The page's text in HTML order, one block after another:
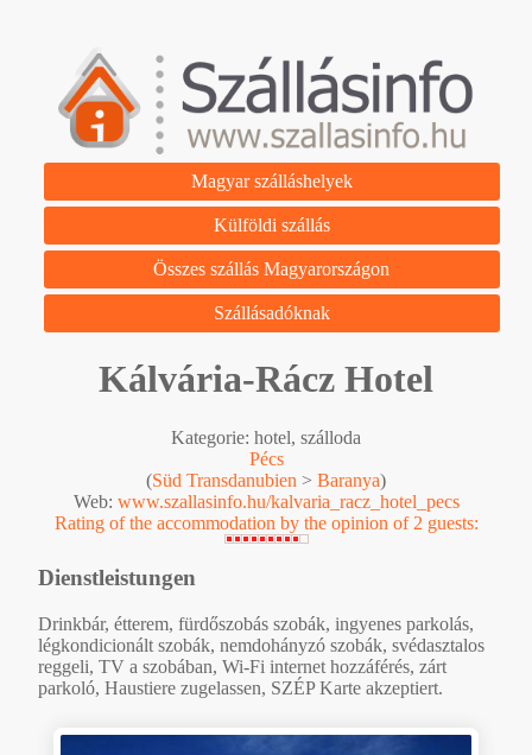
Magyar szálláshelyek
Külföldi szállás
Összes szállás Magyarországon
Szállásadóknak
Kálvária-Rácz Hotel
Kategorie: hotel, szálloda
Pécs
(Süd Transdanubien > Baranya)
Web: www.szallasinfo.hu/kalvaria_racz_hotel_pecs
Rating of the accommodation by the opinion of 2 guests:
Dienstleistungen
Drinkbár, étterem, fürdőszobás szobák, ingyenes parkolás,
légkondicionált szobák, nemdohányzó szobák, svédasztalos
reggeli, TV a szobában, Wi-Fi internet hozzáférés, zárt
parkoló, Haustiere zugelassen, SZÉP Karte akzeptiert.